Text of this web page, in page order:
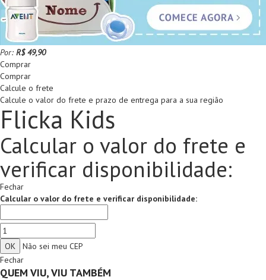
Por: R$ 49,90
Comprar
Comprar
Calcule o frete
Calcule o valor do frete e prazo de entrega para a sua região
Flicka Kids
Calcular o valor do frete e
verificar disponibilidade:
Fechar
Calcular o valor do frete e verificar disponibilidade:
Não sei meu CEP
Fechar
QUEM VIU, VIU TAMBÉM